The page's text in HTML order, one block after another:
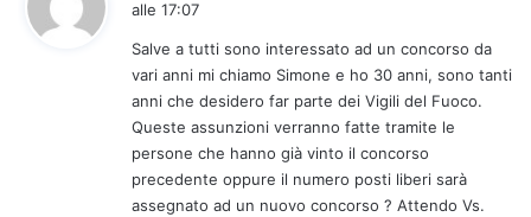
e
t
t
o
:
alle 17:07
Salve a tutti sono interessato ad un concorso da
vari anni mi chiamo Simone e ho 30 anni, sono tanti
anni che desidero far parte dei Vigili del Fuoco.
Queste assunzioni verranno fatte tramite le
persone che hanno già vinto il concorso
precedente oppure il numero posti liberi sarà
assegnato ad un nuovo concorso ? Attendo Vs.